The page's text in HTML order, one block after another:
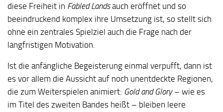
diese Freiheit in Fabled Landsauch eröffnet und so
beeindruckend komplex ihre Umsetzung ist, so stellt sich
ohne ein zentrales Spielziel auch die Frage nach der
langfristigen Motivation.
Ist die anfängliche Begeisterung einmal verpufft, dann ist
es vor allem die Aussicht auf noch unentdeckte Regionen,
die zum Weiterspielen animiert: Gold and Glory– wie es
im Titel des zweiten Bandes heißt – bleiben leere